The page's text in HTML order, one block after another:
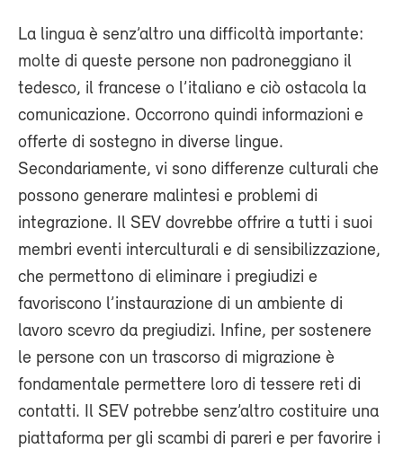
La lingua è senz’altro una difficoltà importante:
molte di queste persone non padroneggiano il
tedesco, il francese o l’italiano e ciò ostacola la
comunicazione. Occorrono quindi informazioni e
offerte di sostegno in diverse lingue.
Secondariamente, vi sono differenze culturali che
possono generare malintesi e problemi di
integrazione. Il SEV dovrebbe offrire a tutti i suoi
membri eventi interculturali e di sensibilizzazione,
che permettono di eliminare i pregiudizi e
favoriscono l’instaurazione di un ambiente di
lavoro scevro da pregiudizi. Infine, per sostenere
le persone con un trascorso di migrazione è
fondamentale permettere loro di tessere reti di
contatti. Il SEV potrebbe senz’altro costituire una
piattaforma per gli scambi di pareri e per favorire i